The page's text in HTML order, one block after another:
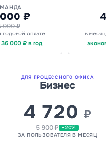
₽
000 ₽
годовой оплате
000 ₽ в год
в
ДЛЯ ПРОЦЕССНОГО ОФИСА
Бизнес
4 720 ₽
5 900 ₽ −20%
ЗА ПОЛЬЗОВАТЕЛЯ В МЕСЯЦ